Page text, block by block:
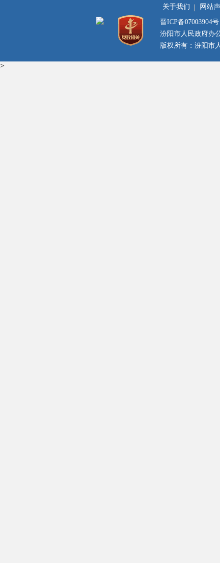
关于我们 网站
晋ICP备07003904号
汾阳市人民政府办
版权所有：汾阳市
>